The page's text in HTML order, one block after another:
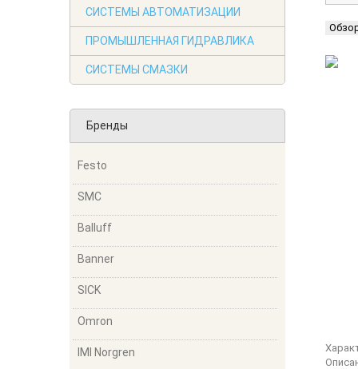
СИСТЕМЫ АВТОМАТИЗАЦИИ
ПРОМЫШЛЕННАЯ ГИДРАВЛИКА
СИСТЕМЫ СМАЗКИ
Бренды
Festo
SMC
Balluff
Banner
SICK
Omron
IMI Norgren